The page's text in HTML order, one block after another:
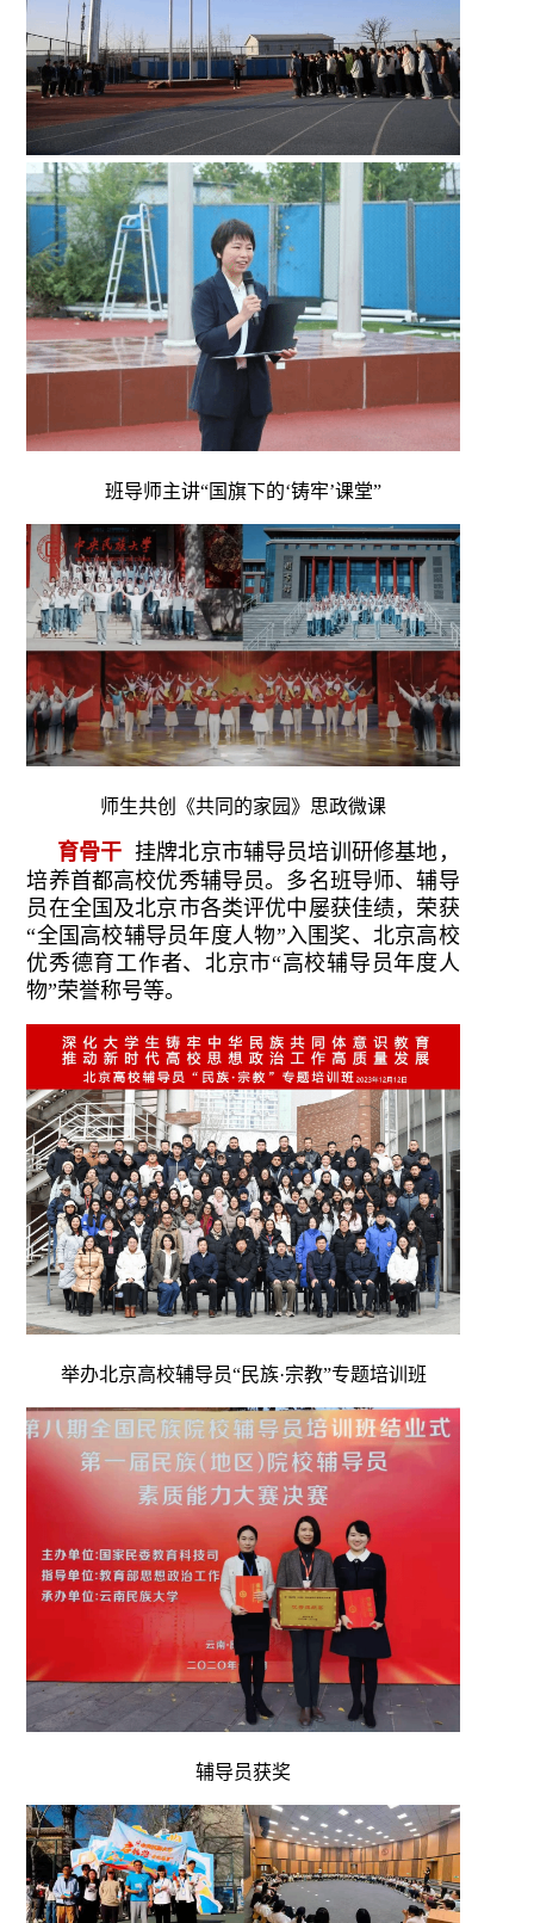
班导师主讲“国旗下的‘铸牢’课堂”
师生共创《共同的家园》思政微课
育骨干 挂牌北京市辅导员培训研修基地，
培养首都高校优秀辅导员。多名班导师、辅导
员在全国及北京市各类评优中屡获佳绩，荣获
“全国高校辅导员年度人物”入围奖、北京高校
优秀德育工作者、北京市“高校辅导员年度人
物”荣誉称号等。
举办北京高校辅导员“民族·宗教”专题培训班
辅导员获奖